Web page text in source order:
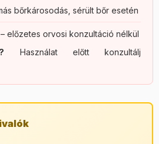
bőrkárosodás, sérült bőr esetén
előzetes orvosi konzultáció nélkül
Használat előtt konzultálj